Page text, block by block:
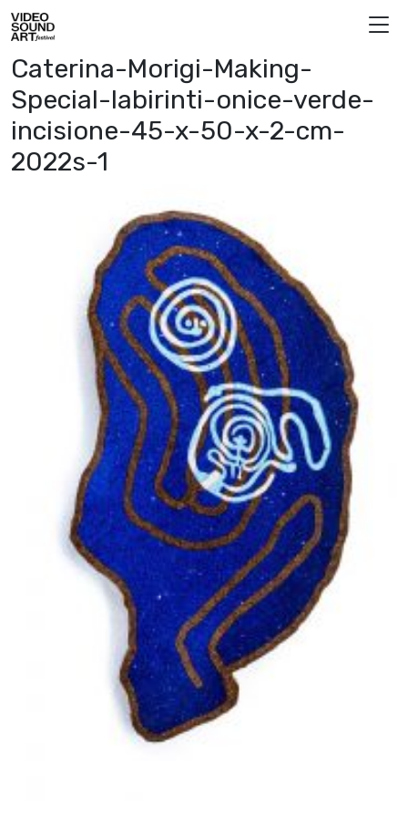
Vai al contenuto
Video Sound Art
Caterina-Morigi-Making-
Special-labirinti-onice-verde-
incisione-45-x-50-x-2-cm-
2022s-1